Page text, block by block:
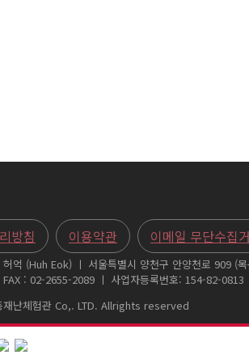
방침 이용약관 이메일 무단수집
억 (Huh Eok) ㅣ 서울특별시 양천구 안양천로 909 (
: 02-2655-2089 ㅣ 사업자등록번호: 154-82-0813
난체험관 Co,. LTD. Allrights reserved